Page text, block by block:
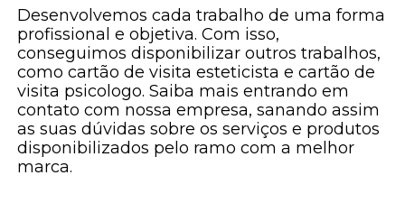
Desenvolvemos cada trabalho de uma forma
profissional e objetiva. Com isso,
conseguimos disponibilizar outros trabalhos,
como cartão de visita esteticista e cartão de
visita psicologo. Saiba mais entrando em
contato com nossa empresa, sanando assim
as suas dúvidas sobre os serviços e produtos
disponibilizados pelo ramo com a melhor
marca.